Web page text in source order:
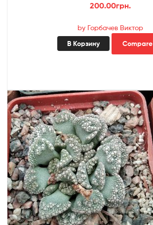
200.00грн.
by Горбачев Виктор
В Корзину Compare